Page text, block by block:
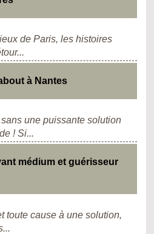
de Paris, les histoires
à Nantes
une puissante solution
! Si...
médium et guérisseur
toute cause à une solution,